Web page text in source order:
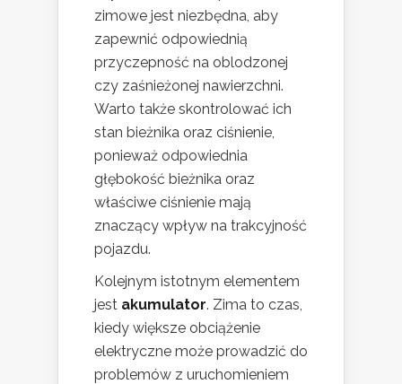
zimowe jest niezbędna, aby
zapewnić odpowiednią
przyczepność na oblodzonej
czy zaśnieżonej nawierzchni.
Warto także skontrolować ich
stan bieżnika oraz ciśnienie,
ponieważ odpowiednia
głębokość bieżnika oraz
właściwe ciśnienie mają
znaczący wpływ na trakcyjność
pojazdu.
Kolejnym istotnym elementem
jest akumulator. Zima to czas,
kiedy większe obciążenie
elektryczne może prowadzić do
problemów z uruchomieniem